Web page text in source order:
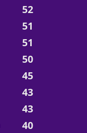
52
51
51
50
45
43
43
40